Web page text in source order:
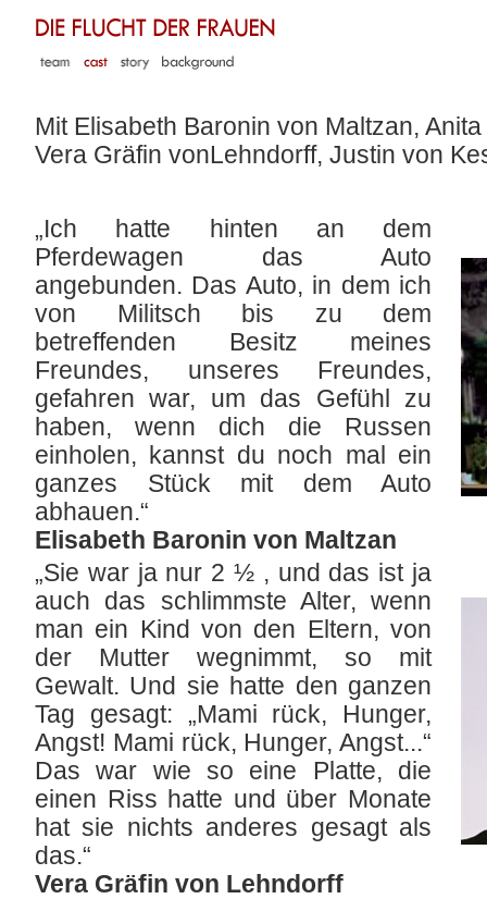
Mit Elisabeth Baronin von Maltzan,
Vera Gräfin vonLehndorff, Justin von
„Ich hatte hinten an dem
Pferdewagen das Auto
angebunden. Das Auto, in dem ich
von Militsch bis zu dem
betreffenden Besitz meines
Freundes, unseres Freundes,
gefahren war, um das Gefühl zu
haben, wenn dich die Russen
einholen, kannst du noch mal ein
ganzes Stück mit dem Auto
abhauen.“
Elisabeth Baronin von Maltzan
„Sie war ja nur 2 ½ , und das ist ja
auch das schlimmste Alter, wenn
man ein Kind von den Eltern, von
der Mutter wegnimmt, so mit
Gewalt. Und sie hatte den ganzen
Tag gesagt: „Mami rück, Hunger,
Angst! Mami rück, Hunger, Angst...“
Das war wie so eine Platte, die
einen Riss hatte und über Monate
hat sie nichts anderes gesagt als
das.“
Vera Gräfin von Lehndorff